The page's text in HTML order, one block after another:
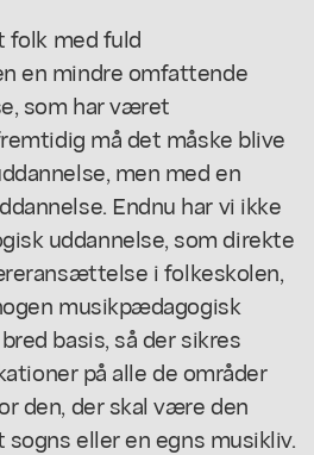
med fuld
en mindre omfattende
som har været
må det måske blive
men med en
Endnu har vi ikke
uddannelse, som direkte
i folkeskolen,
musikpædagogisk
basis, så der sikres
på alle de områder
den, der skal være den
eller en egns musikliv.